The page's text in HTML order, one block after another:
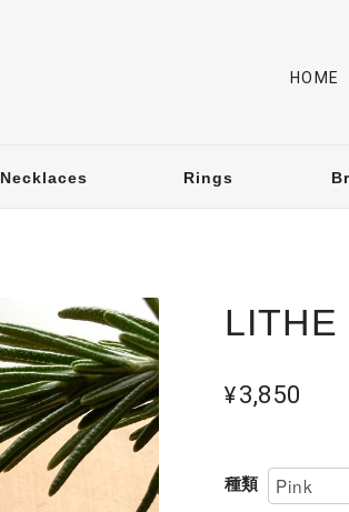
HOME
Necklaces Rings
¥3,850
種類